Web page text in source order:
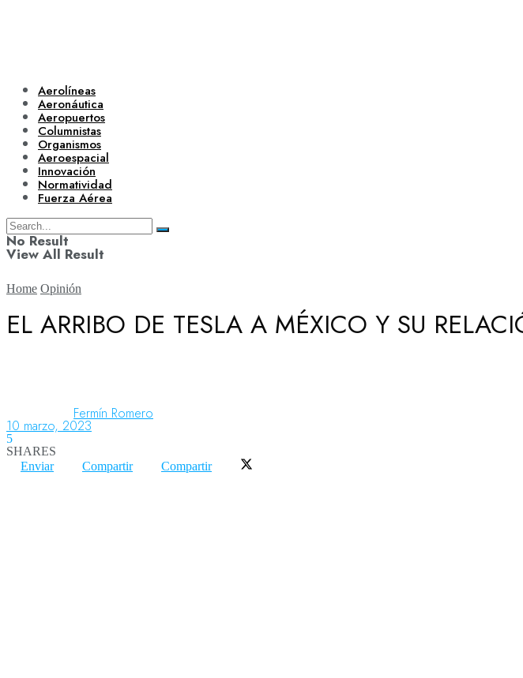
Aerolíneas
Aeronáutica
Aeropuertos
Columnistas
Organismos
Aeroespacial
Innovación
Normatividad
Fuerza Aérea
No Result
View All Result
Aeronáutica
Aeropuertos
Home Opinión
EL ARRIBO DE TESLA A MÉXICO Y SU
Fermín Romero
10 marzo, 2023
5
SHARES
Enviar
Compartir Compartir